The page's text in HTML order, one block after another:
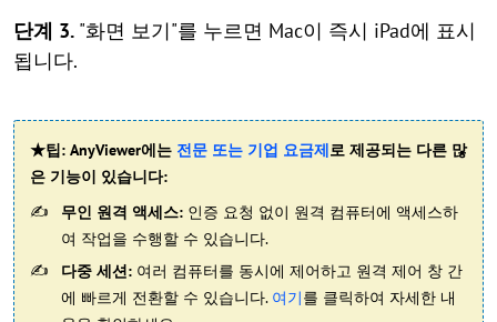
단계 3. "화면 보기"를 누르면 Mac이 즉시 iPad에 표시
됩니다.
★팁: AnyViewer에는 전문 또는 기업 요금제로 제공되는 다른 많
은 기능이 있습니다:
무인 원격 액세스: 인증 요청 없이 원격 컴퓨터에 액세스하
여 작업을 수행할 수 있습니다.
다중 세션: 여러 컴퓨터를 동시에 제어하고 원격 제어 창 간
에 빠르게 전환할 수 있습니다. 여기를 클릭하여 자세한 내